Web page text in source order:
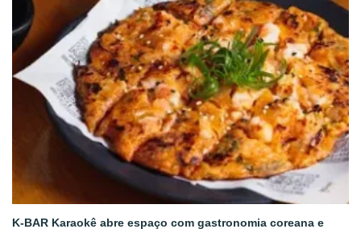
K-BAR Karaokê abre espaço com gastronomia coreana e